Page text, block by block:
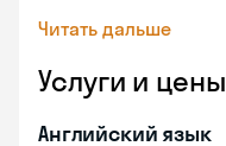
Читать дальше
Услуги и цены
Английский язык